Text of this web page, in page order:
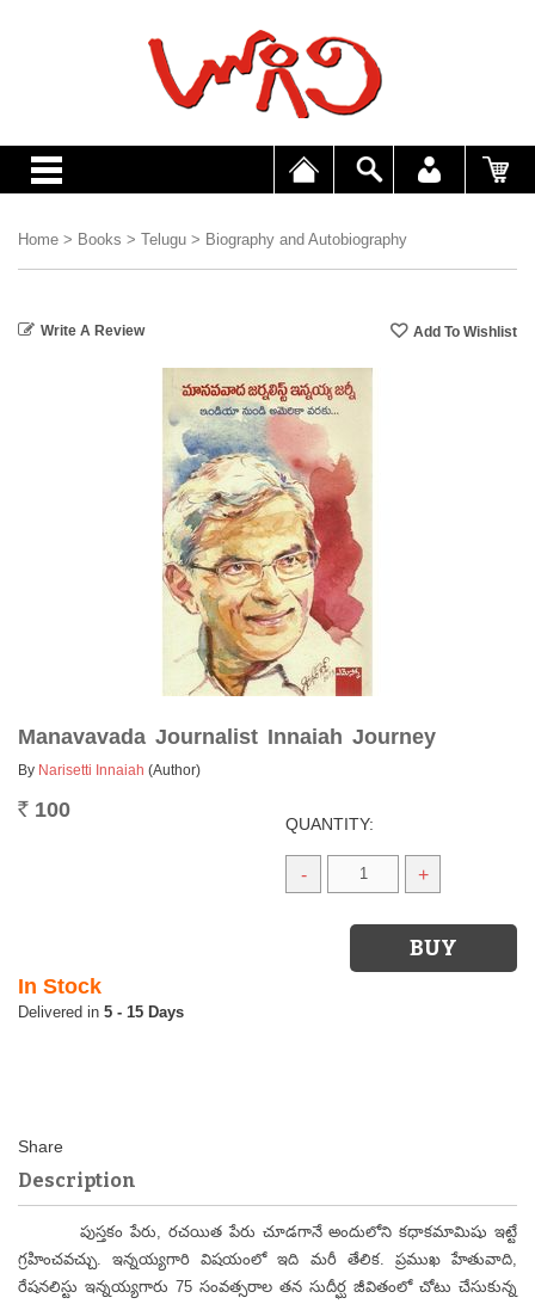
Home > Books > Telugu > Biography and Autobiography
Write A Review
Manavavada Journalist Innaiah Journey
By Narisetti Innaiah (Author)
Rs. 100
QUANTITY:
- +
In Stock
5 - 15 Days
Description
పుస్తకం పేరు, రచయిత పేరు చూడగానే అందులోని కధాకమామిషు ఇట్టే
గ్రహించవచ్చు. ఇన్నయ్యగారి విషయంలో ఇది మరీ తేలిక. ప్రముఖ హేతువాది,
రేషనలిస్టు ఇన్నయ్యగారు 75 సంవత్సరాల తన సుదీర్ఘ జీవితంలో చోటు చేసుకున్న